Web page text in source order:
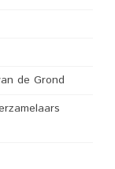
de Grond